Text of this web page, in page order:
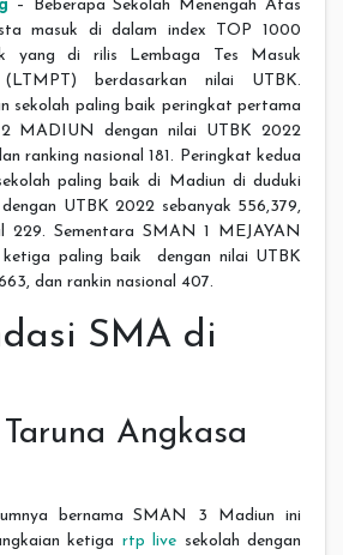
– Beberapa Sekolah Menengah Atas
masuk di dalam index TOP 1000
yang di rilis Lembaga Tes Masuk
berdasarkan nilai UTBK.
sekolah paling baik peringkat pertama
MADIUN dengan nilai UTBK 2022
ranking nasional 181. Peringkat kedua
paling baik di Madiun di duduki
UTBK 2022 sebanyak 556,379,
229. Sementara SMAN 1 MEJAYAN
ketiga paling baik dengan nilai UTBK
dan rankin nasional 407.
SMA di
Angkasa
bernama SMAN 3 Madiun ini
ketiga rtp live sekolah dengan